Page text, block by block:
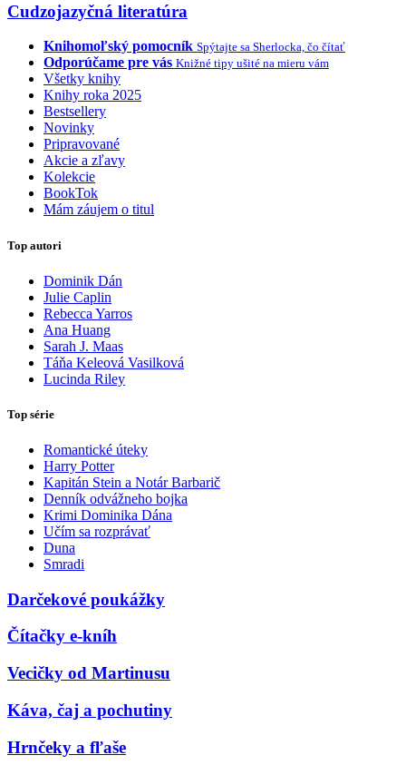
Cudzojazyčná literatúra
Knihomoľský pomocník Spýtajte sa Sherlocka, čo čítať
Odporúčame pre vás Knižné tipy ušité na mieru vám
Všetky knihy
Knihy roka 2025
Bestsellery
Novinky
Pripravované
Akcie a zľavy
Kolekcie
BookTok
Mám záujem o titul
Top autori
Dominik Dán
Julie Caplin
Rebecca Yarros
Ana Huang
Sarah J. Maas
Táňa Keleová Vasilková
Lucinda Riley
Top série
Romantické úteky
Harry Potter
Kapitán Stein a Notár Barbarič
Denník odvážneho bojka
Krimi Dominika Dána
Učím sa rozprávať
Duna
Smradi
Darčekové poukážky
Čítačky e-kníh
Vecičky od Martinusu
Káva, čaj a pochutiny
Hrnčeky a fľaše